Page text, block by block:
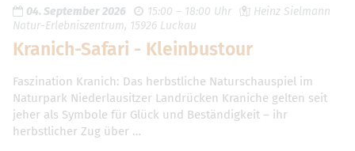
04. September 2026 15:00 – 18:00 Uhr
Heinz Sielmann
Natur-Erlebniszentrum, 15926 Luckau
Kranich-Safari - Kleinbustour
Faszination Kranich: Das herbstliche Naturschauspiel im
Naturpark Niederlausitzer Landrücken Kraniche gelten seit
jeher als Symbole für Glück und Beständigkeit – ihr
herbstlicher Zug über …